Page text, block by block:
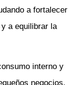
a fortalecer
a equilibrar la
interno y
negocios,